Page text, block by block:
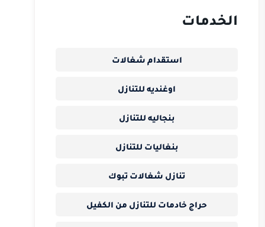
الخدمات
استقدام شغالات
اوغنديه للتنازل
بنجاليه للتنازل
بنغاليات للتنازل
تنازل شغالات تبوك
حراج خادمات للتنازل من الكفيل